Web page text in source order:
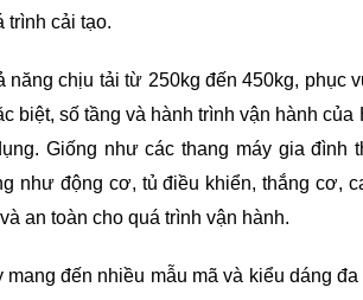
trình cải tạo.
năng chịu tải từ 250kg đến 450kg, phục
biệt, số tầng và hành trình vận hành
Giống như các thang máy gia đình
như động cơ, tủ điều khiển, thắng cơ,
an toàn cho quá trình vận hành.
đến nhiều mẫu mã và kiểu dáng